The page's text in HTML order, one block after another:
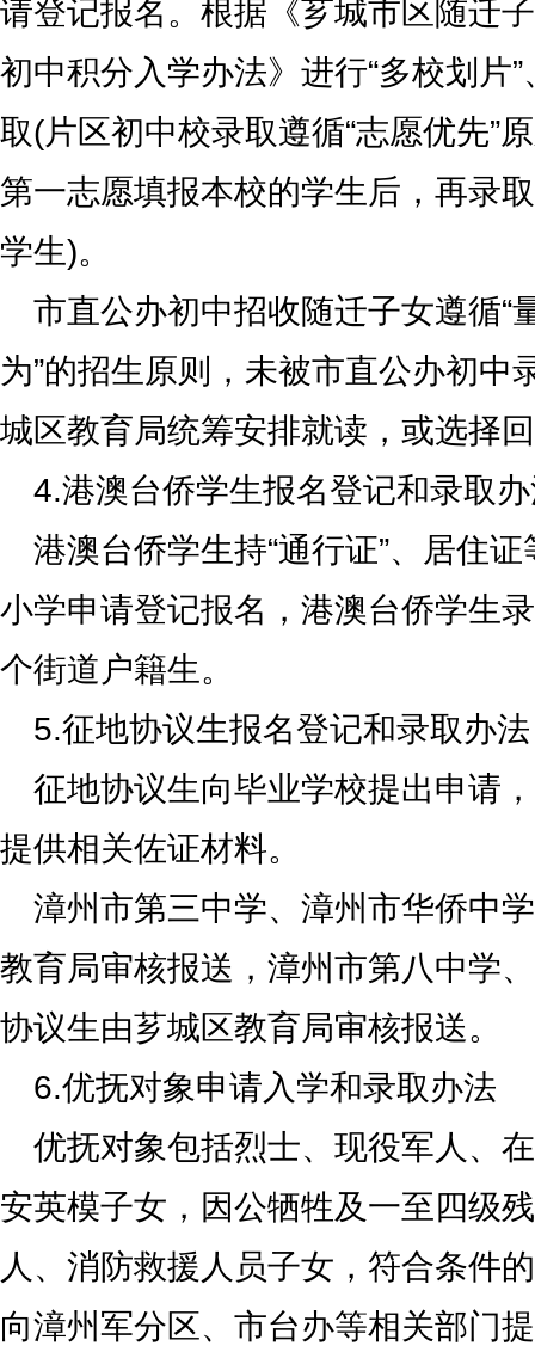
请登记报名。根据《芗城市区随迁
初中积分入学办法》进行“多校划片”
取(片区初中校录取遵循“志愿优先”
第一志愿填报本校的学生后，再录
学生)。
市直公办初中招收随迁子女遵循“
为”的招生原则，未被市直公办初中
城区教育局统筹安排就读，或选择
4.港澳台侨学生报名登记和录取
港澳台侨学生持“通行证”、居住
小学申请登记报名，港澳台侨学生
个街道户籍生。
5.征地协议生报名登记和录取办法
征地协议生向毕业学校提出申请
提供相关佐证材料。
漳州市第三中学、漳州市华侨中
教育局审核报送，漳州市第八中学
协议生由芗城区教育局审核报送。
6.优抚对象申请入学和录取办法
优抚对象包括烈士、现役军人、
安英模子女，因公牺牲及一至四级
人、消防救援人员子女，符合条件
向漳州军分区、市台办等相关部门